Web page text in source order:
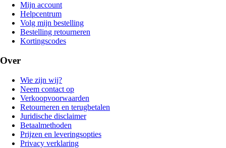
Mijn account
Helpcentrum
Volg mijn bestelling
Bestelling retourneren
Kortingscodes
Over
Wie zijn wij?
Neem contact op
Verkoopvoorwaarden
Retourneren en terugbetalen
Juridische disclaimer
Betaalmethoden
Prijzen en leveringsopties
Privacy verklaring